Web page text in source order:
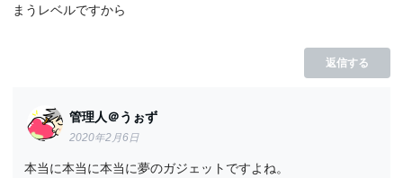
まうレベルですから
返信する
管理人＠うぉず
2020年2月6日
本当に本当に本当に夢のガジェットですよね。